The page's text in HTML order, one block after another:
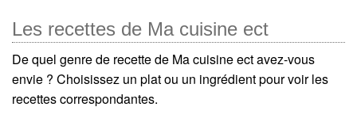
Les recettes de Ma cuisine ect
De quel genre de recette de Ma cuisine ect avez-vous
envie ? Choisissez un plat ou un ingrédient pour voir les
recettes correspondantes.